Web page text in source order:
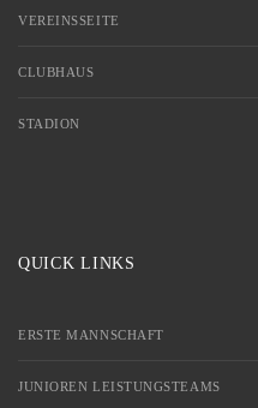
VEREINSSEITE
CLUBHAUS
STADION
QUICK LINKS
ERSTE MANNSCHAFT
JUNIOREN LEISTUNGSTEAMS